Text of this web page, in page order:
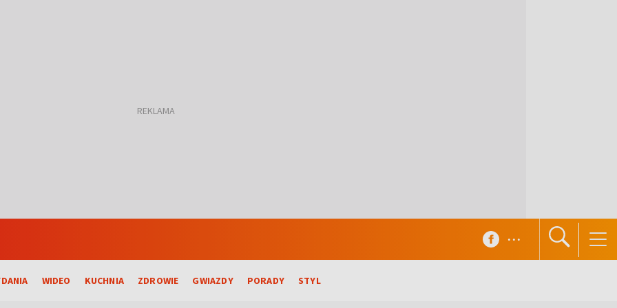
WIDEO KUCHNIA ZDROWIE GWIAZDY PORADY STYL
...